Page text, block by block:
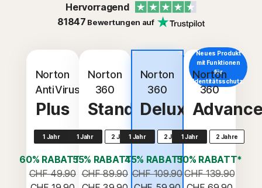
Schweiz
Einloggen
Hervorragend
81847 Bewertungen auf
Norton
AntiVirus
Plus
1 Jahr
60% RABATT*
CHF 49.90
Norton
360
Standard
1 Jahr 2 Jahre
55% RABATT*
CHF 89.90
Angebot
Norton
360
Deluxe
1 Jahr 2 Jahre
45% RABATT*
CHF 109.90
Neues Produkt
mit Funktionen
für
Identitätsschutz.
Norton
360
1 Jahr 2 Jahre
50% RABATT*
CHF 139.90